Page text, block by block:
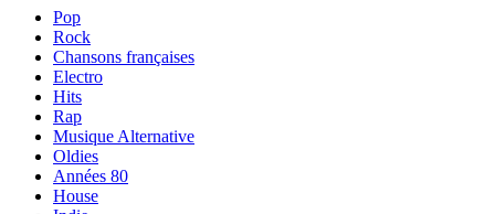
Pop
Rock
Chansons françaises
Electro
Hits
Rap
Musique Alternative
Oldies
Années 80
House